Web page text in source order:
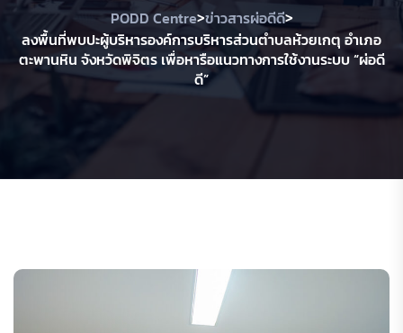
PODD Centre>ข่าวสารผ่อดีดี>
ลงพื้นที่พบปะผู้บริหารองค์การบริหารส่วนตำบลห้วยเกตุ อำเภอ
ตะพานหิน จังหวัดพิจิตร เพื่อหารือแนวทางการใช้งานระบบ “ผ่อดี
ดี”